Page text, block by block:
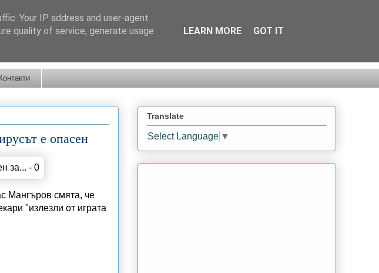
Контакти
е опасен
Мангъров смята, че
"излезли от играта
Translate
Select Language ▼
Your IP address and user-agent
quality of service, generate usage
LEARN MORE GOT IT